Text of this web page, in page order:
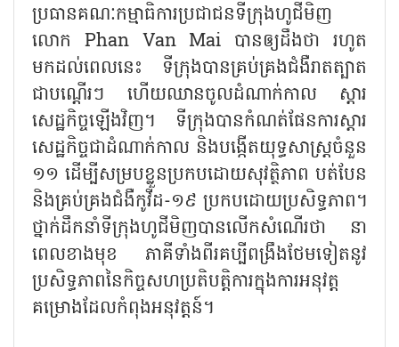
ប្រធានគណៈកម្មាធិការប្រជាជនទីក្រុងហូជីមិញ
លោក Phan Van Mai បានឲ្យដឹងថា រហូត
មកដល់ពេលនេះ ទីក្រុងបានគ្រប់គ្រងជំងឺរាតត្បាត
ជាបណ្តើរៗ ហើយឈានចូលដំណាក់កាល ស្តារ
សេដ្ឋកិច្ចឡើងវិញ។ ទីក្រុងបានកំណត់ផែនការស្តារ
សេដ្ឋកិច្ចជាដំណាក់កាល និងបង្កើតយុទ្ធសាស្រ្តចំនួន
១១ ដើម្បីសម្របខ្លួនប្រកបដោយសុវត្ថិភាព បត់បែន
និងគ្រប់គ្រងជំងឺកូវីដ-១៩ ប្រកបដោយប្រសិទ្ធភាព។
ថ្នាក់ដឹកនាំទីក្រុងហូជីមិញបានលើកសំណើរថា នា
ពេលខាងមុខ ភាគីទាំងពីរគប្បីពង្រឹងថែមទៀតនូវ
ប្រសិទ្ធភាពនៃកិច្ចសហប្រតិបត្តិការក្នុងការអនុវត្ត
គម្រោងដែលកំពុងអនុវត្តន៍។